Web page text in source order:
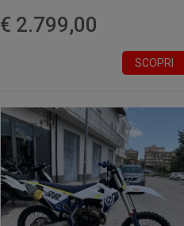
€ 2.799,00
SCOPRI